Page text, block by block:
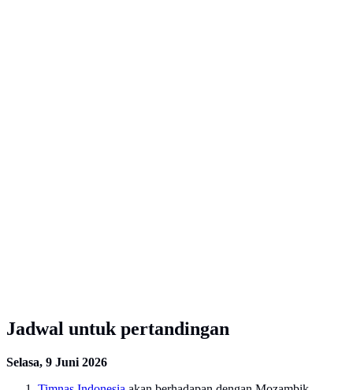
Jadwal untuk pertandingan
Selasa, 9 Juni 2026